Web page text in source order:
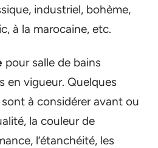
industriel, bohème,
à la marocaine, etc.
pour salle de bains
en vigueur. Quelques
à considérer avant ou
la couleur de
l’étanchéité, les